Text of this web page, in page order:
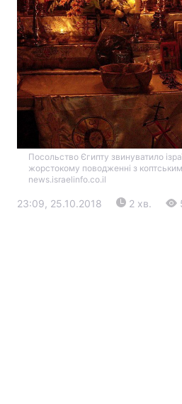
Посольство Єгипту звинуватило
жорстокому поводженні з
news.israelinfo.co.il
23:09, 25.10.2018 2 хв.